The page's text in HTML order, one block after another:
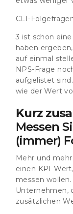
CLI-
3 ist schon
haben
auf einmal
NPS-Frage
aufgelistet
wie der Wert
Kurz
Messen
(immer)
Mehr und
einen KPI-
messen
Unternehmen,
zusätzlichen